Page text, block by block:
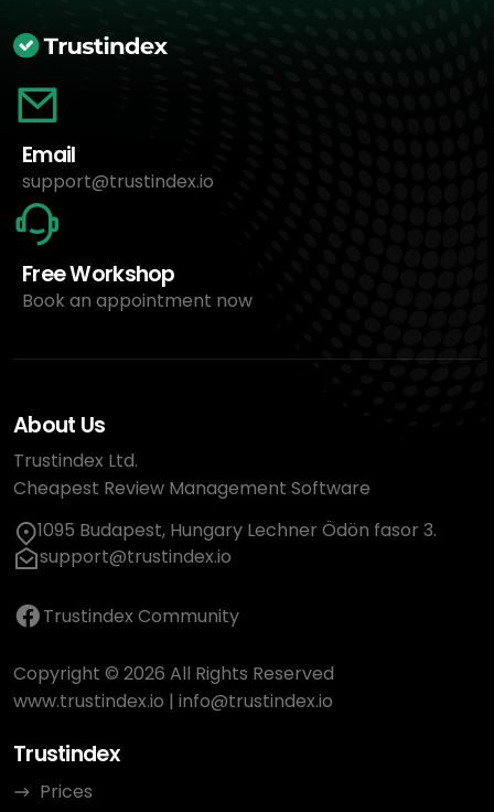
Email
support@trustindex.io
Free Workshop
Book an appointment now
About Us
Trustindex Ltd.
Cheapest Review Management Software
1095 Budapest, Hungary Lechner Ödön fasor 3.
support@trustindex.io
Trustindex Community
Copyright © 2026 All Rights Reserved
www.trustindex.io | info@trustindex.io
Trustindex
Prices